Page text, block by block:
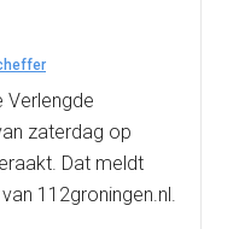
Verlengde
zaterdag op
Dat meldt
112groningen.nl.